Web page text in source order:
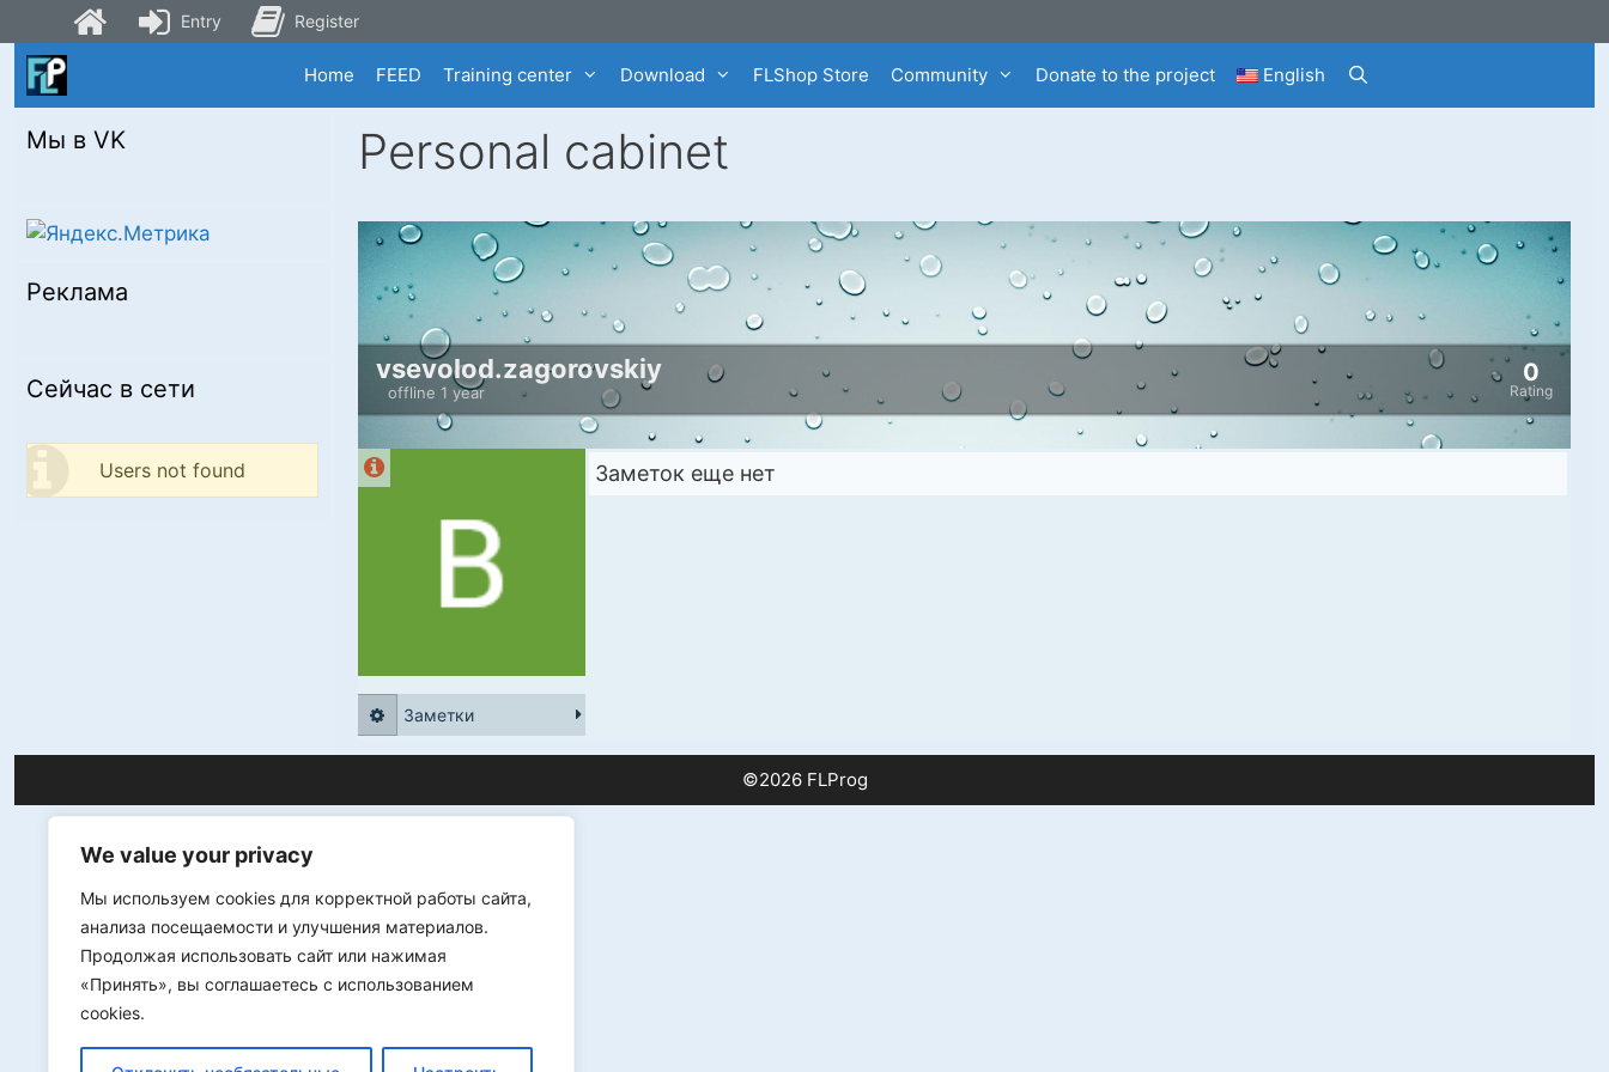
We value your privacy
Мы используем cookies для корректной работы сайта,
анализа посещаемости и улучшения материалов.
Продолжая использовать сайт или нажимая
«Принять», вы соглашаетесь с использованием
cookies.
Skip
Home FEED Training center Download FLShop Store Community Donate to the project English
Personal cabinet
vsevolod.zagorovskiy
offline 1 year Rating
0
Заметки
Заметок еще нет
Мы в VK
Реклама
Сейчас в сети
Users not found
©2026 FLProg
Entry Register